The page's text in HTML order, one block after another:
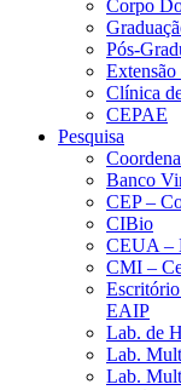
Corpo
Pós-
Clínica
CEPAE
Pesquisa
Banco
CEP –
CIBio
CEUA –
CMI –
EAIP
Lab. de
Lab.
Lab.